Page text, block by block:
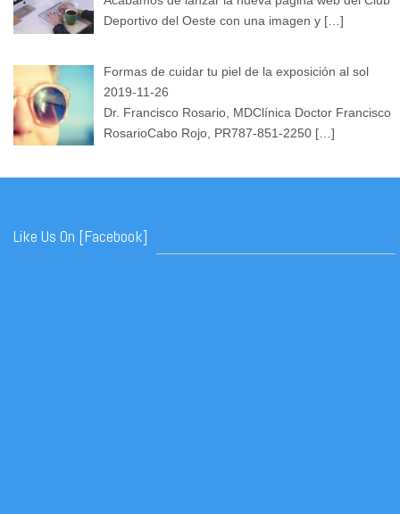
Deportivo del Oeste con una imagen y […]
Formas de cuidar tu piel de la exposición al sol
2019-11-26
Dr. Francisco Rosario, MDClínica Doctor Francisco
RosarioCabo Rojo, PR787-851-2250 […]
Like Us On [Facebook]